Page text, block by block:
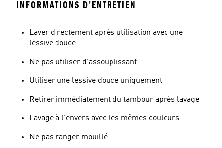
INFORMATIONS D'ENTRETIEN
Laver directement après utilisation avec une
lessive douce
Ne pas utiliser d'assouplissant
Utiliser une lessive douce uniquement
Retirer immédiatement du tambour après lavage
Lavage à l'envers avec les mêmes couleurs
Ne pas ranger mouillé